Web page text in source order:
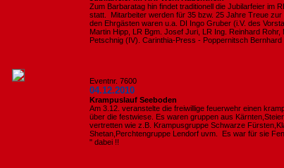
Zum Barbaratag hin findet traditionell die Jubilarfeier im
statt. Mitarbeiter werden für 35 bzw. 25 Jahre Treue zur
den Ehrgästen waren u.a. DI Ingo Gruber (i.V. des
Martin Hipp, LR Bgm. Josef Juri, LR Ing. Reinhard Rohr,
Petschnig (IV). Carinthia-Press - Poppernitsch Bernhard
Eventnr. 7600
04.12.2010
Krampuslauf Seeboden
Am 3.12. veranstelte die freiwillige feuerwehr einen
über die festwiese. Es waren gruppen aus
vertretten wie z.B. Krampusgruppe Schwarze
Shetan,Perchtengruppe Lendorf uvm. Es war für sie
" dabei !!